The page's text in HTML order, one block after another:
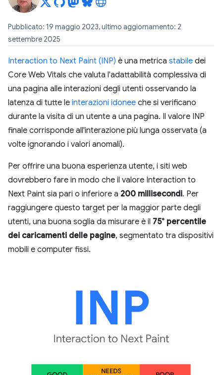
Pubblicato: 19 maggio 2023, ultimo aggiornamento: 2
settembre 2025
Interaction to Next Paint (INP) è una metrica stabile dei
Core Web Vitals che valuta l'adattabilità complessiva di
una pagina alle interazioni degli utenti osservando la
latenza di tutte le interazioni idonee che si verificano
durante la visita di un utente a una pagina. Il valore INP
finale corrisponde all'interazione più lunga osservata (a
volte ignorando i valori anomali).
Per offrire una buona esperienza utente, i siti web
dovrebbero fare in modo che il valore Interaction to
Next Paint sia pari o inferiore a 200 millisecondi. Per
raggiungere questo target per la maggior parte degli
utenti, una buona soglia da misurare è il 75° percentile
dei caricamenti delle pagine, segmentato tra dispositivi
mobili e computer fissi.